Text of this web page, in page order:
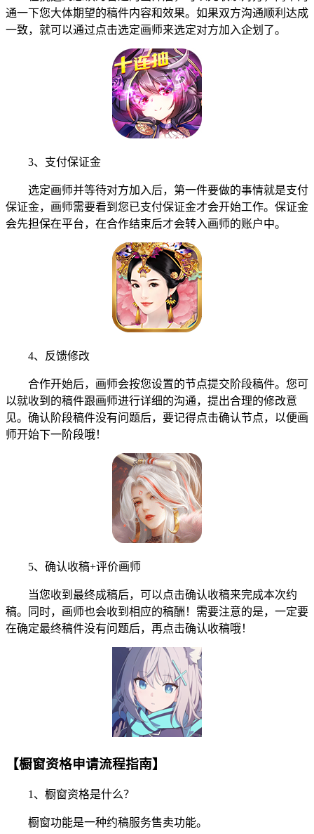
通一下您大体期望的稿件内容和效果。如果双方沟通顺利达成
一致，就可以通过点击选定画师来选定对方加入企划了。
3、支付保证金
选定画师并等待对方加入后，第一件要做的事情就是支付
保证金，画师需要看到您已支付保证金才会开始工作。保证金
会先担保在平台，在合作结束后才会转入画师的账户中。
4、反馈修改
合作开始后，画师会按您设置的节点提交阶段稿件。您可
以就收到的稿件跟画师进行详细的沟通，提出合理的修改意
见。确认阶段稿件没有问题后，要记得点击确认节点，以便画
师开始下一阶段哦！
5、确认收稿+评价画师
当您收到最终成稿后，可以点击确认收稿来完成本次约
稿。同时，画师也会收到相应的稿酬！需要注意的是，一定要
在确定最终稿件没有问题后，再点击确认收稿哦！
【橱窗资格申请流程指南】
1、橱窗资格是什么？
橱窗功能是一种约稿服务售卖功能。